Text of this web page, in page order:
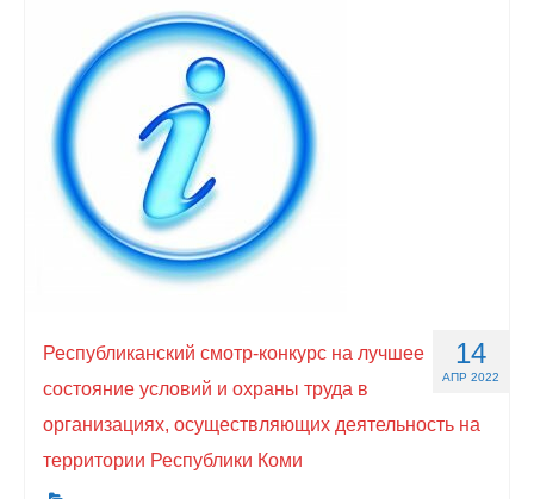
14
АПР 2022
Республиканский смотр-конкурс на лучшее
состояние условий и охраны труда в
организациях, осуществляющих деятельность на
территории Республики Коми